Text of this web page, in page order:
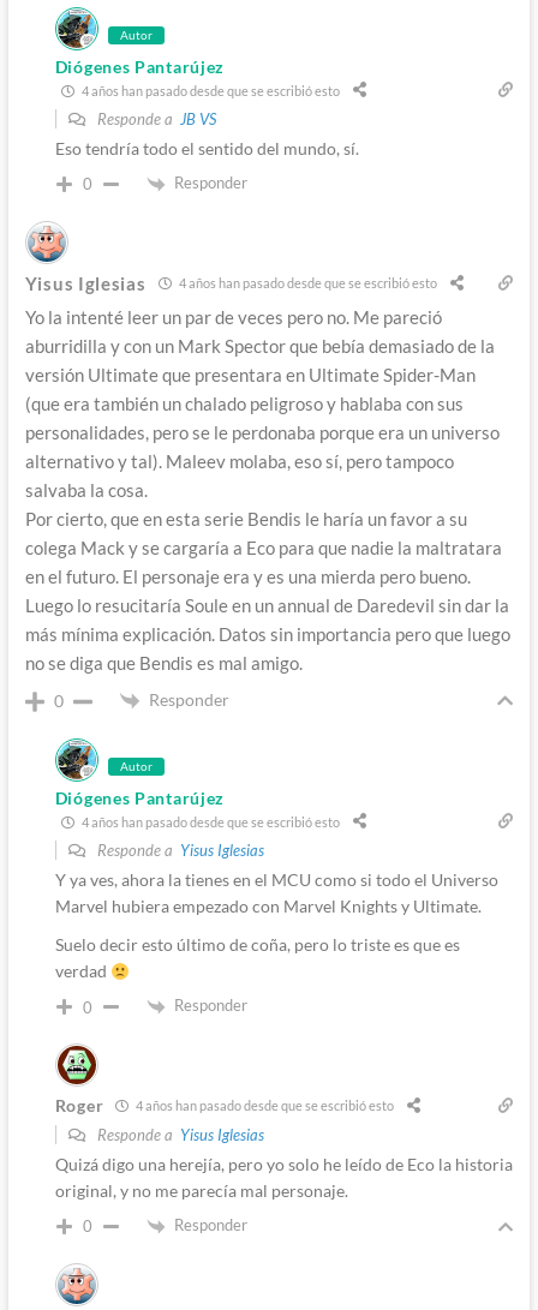
Autor
Diógenes Pantarújez
4 años han pasado desde que se escribió esto
Responde a JB VS
Eso tendría todo el sentido del mundo, sí.
0 Responder
Yisus Iglesias 4 años han pasado desde que se escribió esto
Yo la intenté leer un par de veces pero no. Me pareció
aburridilla y con un Mark Spector que bebía demasiado de la
versión Ultimate que presentara en Ultimate Spider-Man
(que era también un chalado peligroso y hablaba con sus
personalidades, pero se le perdonaba porque era un universo
alternativo y tal). Maleev molaba, eso sí, pero tampoco
salvaba la cosa.
Por cierto, que en esta serie Bendis le haría un favor a su
colega Mack y se cargaría a Eco para que nadie la maltratara
en el futuro. El personaje era y es una mierda pero bueno.
Luego lo resucitaría Soule en un annual de Daredevil sin dar la
más mínima explicación. Datos sin importancia pero que luego
no se diga que Bendis es mal amigo.
0 Responder
Autor
Diógenes Pantarújez
4 años han pasado desde que se escribió esto
Responde a Yisus Iglesias
Y ya ves, ahora la tienes en el MCU como si todo el Universo
Marvel hubiera empezado con Marvel Knights y Ultimate.
Suelo decir esto último de coña, pero lo triste es que es
verdad
0 Responder
Roger 4 años han pasado desde que se escribió esto
Responde a Yisus Iglesias
Quizá digo una herejía, pero yo solo he leído de Eco la historia
original, y no me parecía mal personaje.
0 Responder